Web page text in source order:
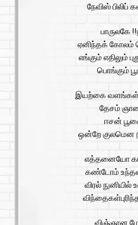
நேவிஸ் பிலிப்
பாருலகே
ஏனிந்தக் கோலம்
எங்கும் எதிலும்
பொங்கும்
இயற்கை வளங்கள்
தேசம்
ஈசன்
ஒன்றே குலமென
எத்தனையோ
கண்டோம் உந்தன்
விரல் நுனியில்
விஞ்ஞான